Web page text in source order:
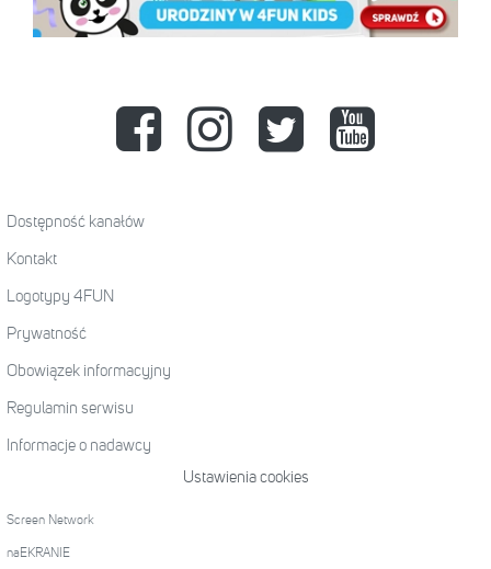
Dostępność kanałów
Kontakt
Logotypy 4FUN
Prywatność
Obowiązek informacyjny
Regulamin serwisu
Informacje o nadawcy
Ustawienia cookies
Screen Network
naEKRANIE